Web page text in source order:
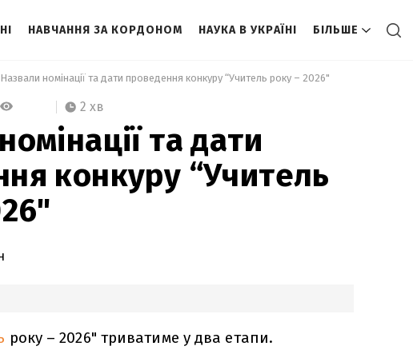
НАВЧАННЯ ЗА КОРДОНОМ НАУКА В УКРАЇНІ БІЛЬШЕ
Назвали номінації та дати проведення конкуру “Учитель року – 2026"
2 хв
та дати
конкуру “Учитель
року – 2026" триватиме у два етапи.